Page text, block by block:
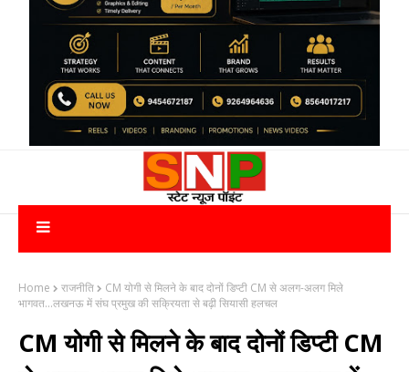
Home राजनीति
CM योगी से मिलने के बाद दोनों डिप्टी CM से अलग-अलग मिले
भागवत...लखनऊ में संघ प्रमुख की सक्रियता से बढ़ी सियासी हलचल
CM योगी से मिलने के बाद दोनों डिप्टी CM